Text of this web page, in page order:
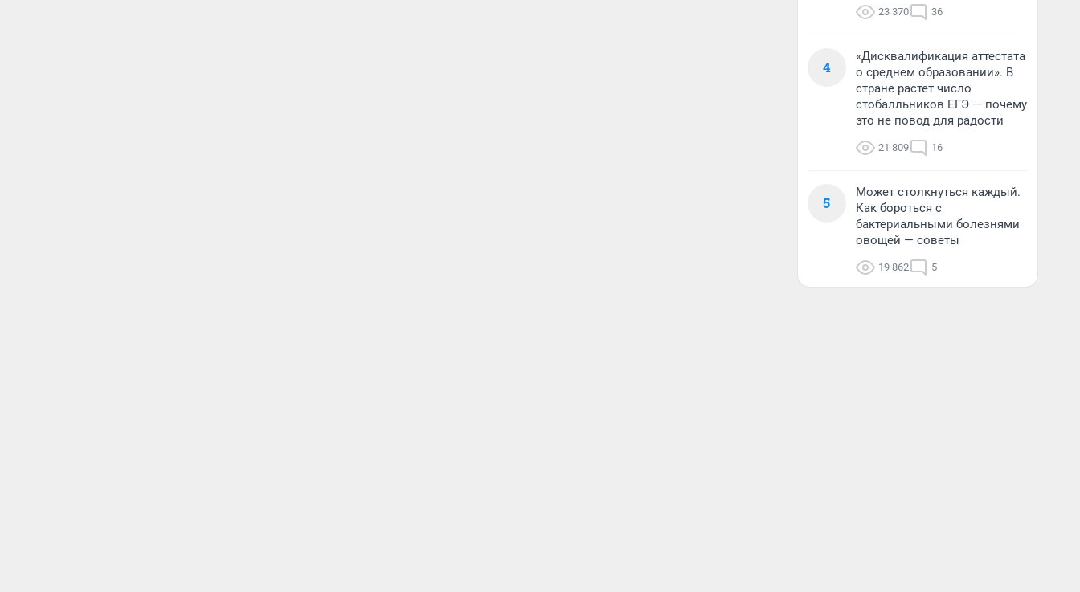
23 370 36
4
«Дисквалификация аттестата
о среднем образовании». В
стране растет число
стобалльников ЕГЭ — почему
это не повод для радости
21 809 16
5
Может столкнуться каждый.
Как бороться с
бактериальными болезнями
овощей — советы
19 862 5